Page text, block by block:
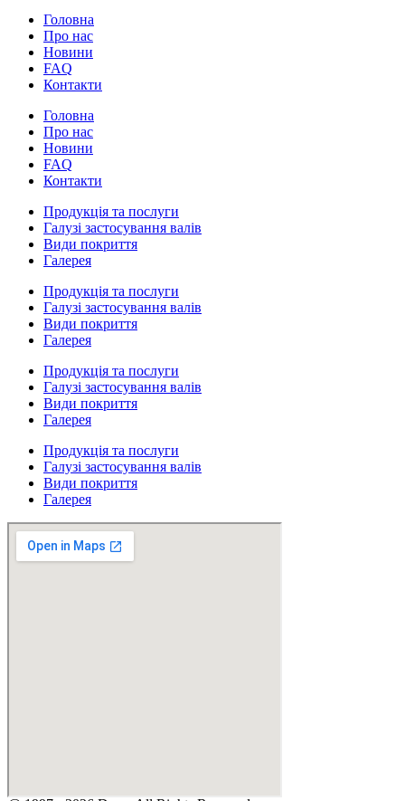
Головна
Про нас
Новини
FAQ
Контакти
Головна
Про нас
Новини
FAQ
Контакти
Продукція та послуги
Галузі застосування валів
Види покриття
Галерея
Продукція та послуги
Галузі застосування валів
Види покриття
Галерея
Продукція та послуги
Галузі застосування валів
Види покриття
Галерея
Продукція та послуги
Галузі застосування валів
Види покриття
Галерея